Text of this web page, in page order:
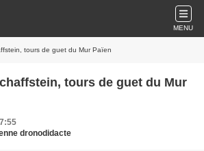
MENU
tours de guet du Mur Païen
tours de guet du Mur
dronodidacte